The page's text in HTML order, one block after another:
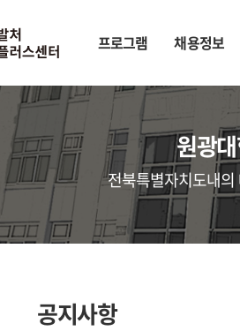
프로그램 채용정보
원광
전북특별자치도내의
공지사항